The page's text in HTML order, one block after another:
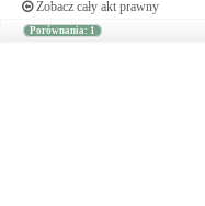
Zobacz cały akt prawny
Porównania: 1